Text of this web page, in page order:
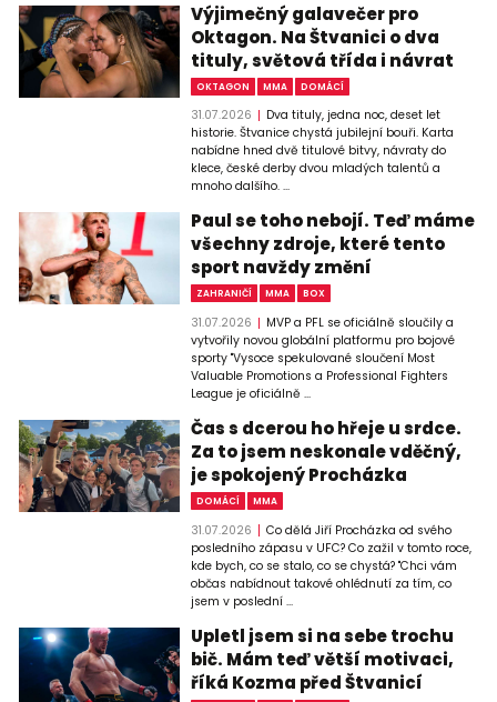
Výjimečný galavečer pro
Oktagon. Na Štvanici o dva
tituly, světová třída i návrat
OKTAGON MMA DOMÁCÍ
31.07.2026
Dva tituly, jedna noc, deset let
historie. Štvanice chystá jubilejní bouři. Karta
nabídne hned dvě titulové bitvy, návraty do
klece, české derby dvou mladých talentů a
mnoho dalšího. ...
Paul se toho nebojí. Teď máme
všechny zdroje, které tento
sport navždy změní
ZAHRANIČÍ MMA BOX
31.07.2026
MVP a PFL se oficiálně sloučily a
vytvořily novou globální platformu pro bojové
sporty "Vysoce spekulované sloučení Most
Valuable Promotions a Professional Fighters
League je oficiálně ...
Čas s dcerou ho hřeje u srdce.
Za to jsem neskonale vděčný,
je spokojený Procházka
DOMÁCÍ MMA
31.07.2026
Co dělá Jiří Procházka od svého
posledního zápasu v UFC? Co zažil v tomto roce,
kde bych, co se stalo, co se chystá? "Chci vám
občas nabídnout takové ohlédnutí za tím, co
jsem v poslední ...
Upletl jsem si na sebe trochu
bič. Mám teď větší motivaci,
říká Kozma před Štvanicí